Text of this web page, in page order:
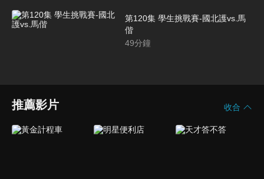
第120集 學生挑戰賽-國北護vs.馬
偕
49分鐘
推薦影片 收合